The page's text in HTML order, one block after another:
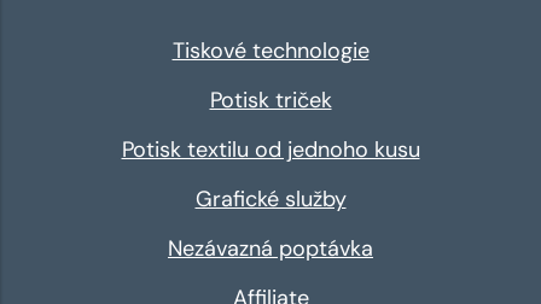
Tiskové technologie
Potisk triček
Potisk textilu od jednoho kusu
Grafické služby
Nezávazná poptávka
Affiliate